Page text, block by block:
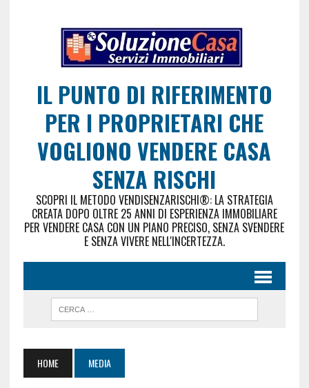
IL PUNTO DI RIFERIMENTO
PER I PROPRIETARI CHE
VOGLIONO VENDERE CASA
SENZA RISCHI
SCOPRI IL METODO VENDISENZARISCHI®: LA STRATEGIA
CREATA DOPO OLTRE 25 ANNI DI ESPERIENZA IMMOBILIARE
PER VENDERE CASA CON UN PIANO PRECISO, SENZA SVENDERE
E SENZA VIVERE NELL'INCERTEZZA.
HOME MEDIA